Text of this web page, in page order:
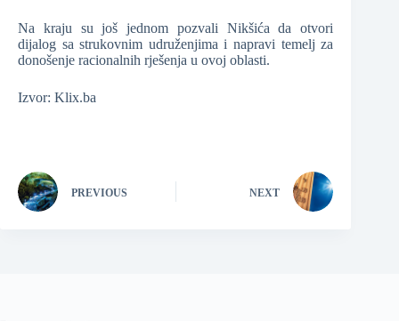
Na kraju su još jednom pozvali Nikšića da otvori
dijalog sa strukovnim udruženjima i napravi temelj za
donošenje racionalnih rješenja u ovoj oblasti.
Izvor: Klix.ba
PREVIOUS NEXT